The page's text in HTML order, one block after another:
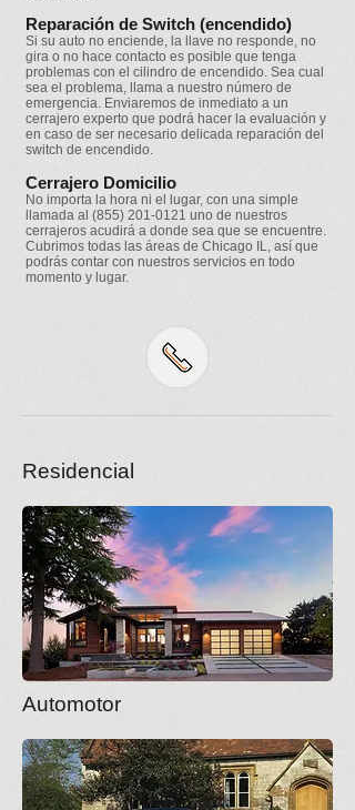
Reparación de Switch (encendido)
Si su auto no enciende, la llave no responde, no
gira o no hace contacto es posible que tenga
problemas con el cilindro de encendido. Sea cual
sea el problema, llama a nuestro número de
emergencia. Enviaremos de inmediato a un
cerrajero experto que podrá hacer la evaluación y
en caso de ser necesario delicada reparación del
switch de encendido.
Cerrajero Domicilio
No importa la hora ni el lugar, con una simple
llamada al (855) 201-0121 uno de nuestros
cerrajeros acudirá a donde sea que se encuentre.
Cubrimos todas las áreas de Chicago IL, así que
podrás contar con nuestros servicios en todo
momento y lugar.
Residencial
Automotor